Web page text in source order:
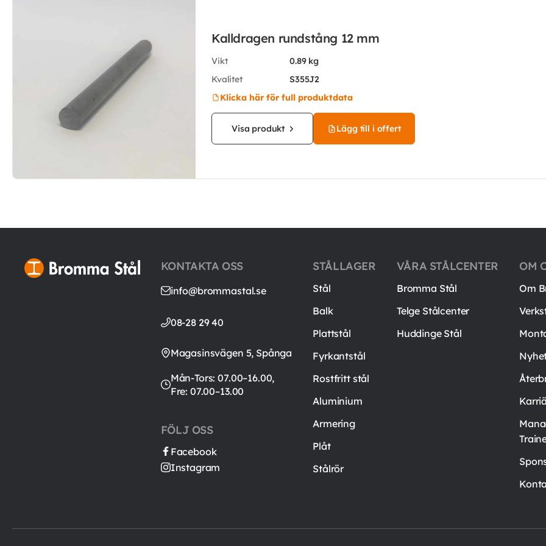
Kalldragen rundstång 12 mm
Vikt
0.89 kg
Kvalitet
S355J2
Klicka här för full produktdata
Visa produkt Lägg till i offert
KONTAKTA OSS
info@brommastal.se
08-28 29 40
Magasinsvägen 5, Spånga
Mån-Tors: 07.00–16.00,
Fre: 07.00–13.00
FÖLJ OSS
Facebook
Instagram
STÅLLAGER
Stål
Balk
Plattstål
Fyrkantstål
Rostfritt stål
Aluminium
Armering
Plåt
Stålrör
VÅRA STÅLCENTER
Bromma Stål
Telge Stålcenter
Huddinge Stål
OM
Om